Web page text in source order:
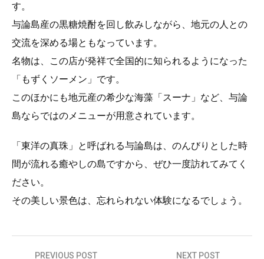
す。
与論島産の黒糖焼酎を回し飲みしながら、地元の人との
交流を深める場ともなっています。
名物は、この店が発祥で全国的に知られるようになった
「もずくソーメン」です。
このほかにも地元産の希少な海藻「スーナ」など、与論
島ならではのメニューが用意されています。
「東洋の真珠」と呼ばれる与論島は、のんびりとした時
間が流れる癒やしの島ですから、ぜひ一度訪れてみてく
ださい。
その美しい景色は、忘れられない体験になるでしょう。
PREVIOUS POST NEXT POST